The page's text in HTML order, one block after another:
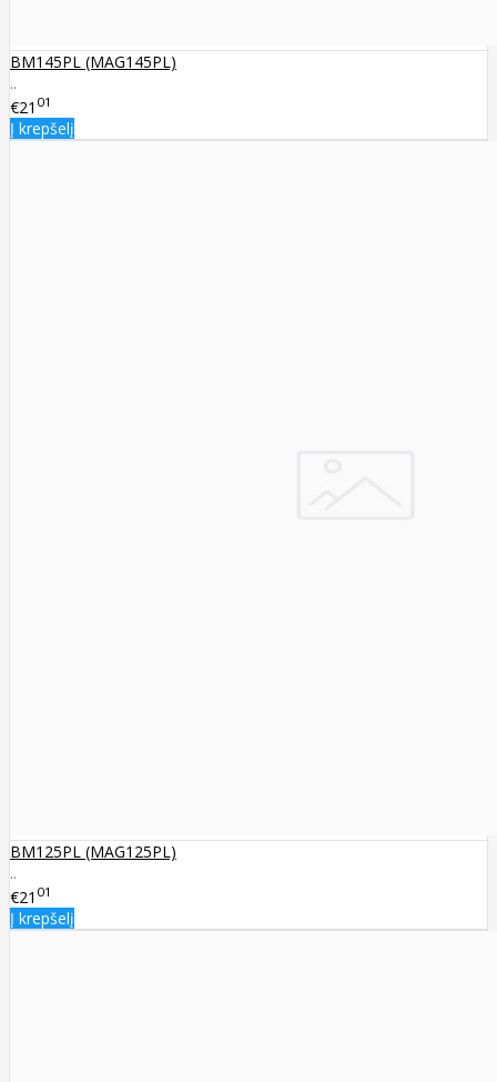
BM145PL (MAG145PL)
..
€21 01
Į krepšelį
BM125PL (MAG125PL)
..
€21 01
Į krepšelį